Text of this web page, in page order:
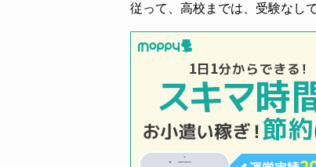
従って、高校までは、受験なし